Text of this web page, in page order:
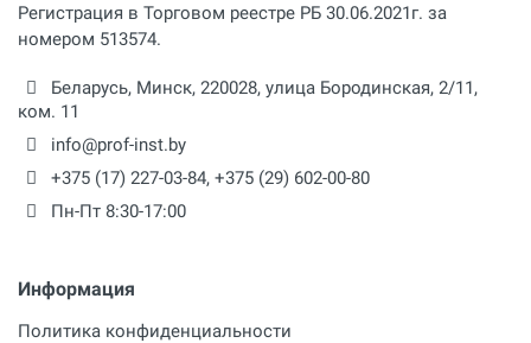
Регистрация в Торговом реестре РБ 30.06.2021г. за
номером 513574.
Беларусь, Минск, 220028, улица Бородинская, 2/11,
ком. 11
info@prof-inst.by
+375 (17) 227-03-84, +375 (29) 602-00-80
Пн-Пт 8:30-17:00
Информация
Политика конфиденциальности